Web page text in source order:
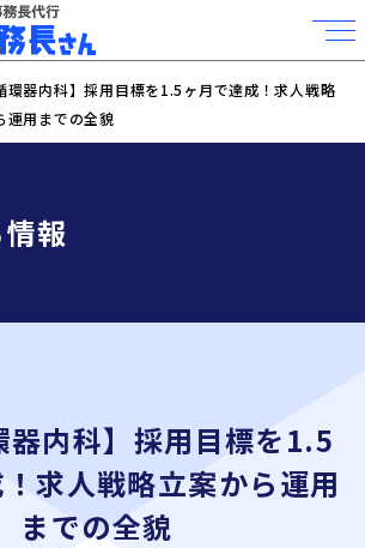
環器内科】採用目標を1.5ヶ月で達成！求人戦略
運用までの全貌
報
器内科】採用目標を1.5
求人戦略立案から運用
までの全貌